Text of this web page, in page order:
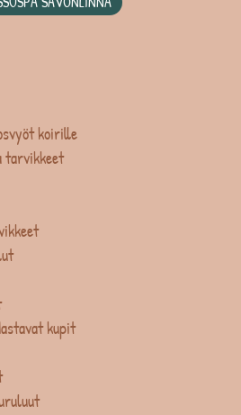
koirille
tarvikkeet
kupit